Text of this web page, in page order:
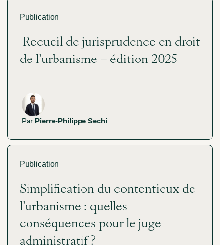
Publication
Recueil de jurisprudence en droit
de l’urbanisme – édition 2025
Par Pierre-Philippe Sechi
Publication
Simplification du contentieux de
l’urbanisme : quelles
conséquences pour le juge
administratif ?